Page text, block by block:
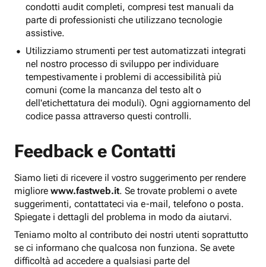
condotti audit completi, compresi test manuali da
parte di professionisti che utilizzano tecnologie
assistive.
Utilizziamo strumenti per test automatizzati integrati
nel nostro processo di sviluppo per individuare
tempestivamente i problemi di accessibilità più
comuni (come la mancanza del testo alt o
dell'etichettatura dei moduli). Ogni aggiornamento del
codice passa attraverso questi controlli.
Feedback e Contatti
Siamo lieti di ricevere il vostro suggerimento per rendere
migliore www.fastweb.it. Se trovate problemi o avete
suggerimenti, contattateci via e-mail, telefono o posta.
Spiegate i dettagli del problema in modo da aiutarvi.
Teniamo molto al contributo dei nostri utenti soprattutto
se ci informano che qualcosa non funziona. Se avete
difficoltà ad accedere a qualsiasi parte del